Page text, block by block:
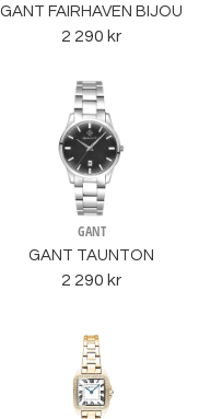
GANT FAIRHAVEN BIJOU
2 290 kr
GANT
GANT TAUNTON
2 290 kr